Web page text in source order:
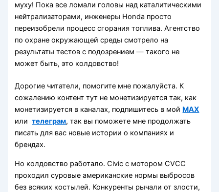
муху! Пока все ломали головы над каталитическими
нейтрализаторами, инженеры Honda просто
переизобрели процесс сгорания топлива. Агентство
по охране окружающей среды смотрело на
результаты тестов с подозрением — такого не
может быть, это колдовство!
Дорогие читатели, помогите мне пожалуйста. К
сожалению контент тут не монетизируется так, как
монетизируется в каналах, подпишитесь в мой MAX
илителеграм, так вы поможете мне продолжать
писать для вас новые истории о компаниях и
брендах.
Но колдовство работало. Civic с мотором CVCC
проходил суровые американские нормы выбросов
без всяких костылей. Конкуренты рычали от злости,